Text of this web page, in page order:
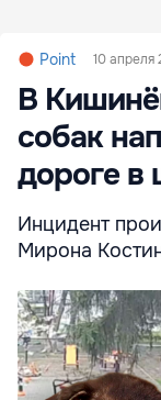
Point 10 апреля
В
собак
дороге в
Инцидент
Мирона